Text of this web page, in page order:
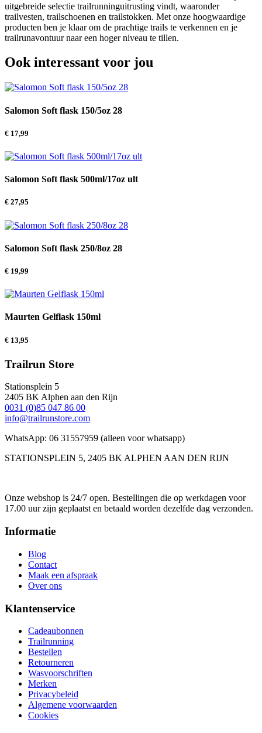
uitgebreide selectie trailrunninguitrusting vindt, waaronder
trailvesten, trailschoenen en trailstokken. Met onze hoogwaardige
producten ben je klaar om de prachtige trails te verkennen en je
trailrunavontuur naar een hoger niveau te tillen.
Ook interessant voor jou
Salomon Soft flask 150/5oz 28
€ 17,99
Salomon Soft flask 500ml/17oz ult
€ 27,95
Salomon Soft flask 250/8oz 28
€ 19,99
Maurten Gelflask 150ml
€ 13,95
Trailrun Store
Stationsplein 5
2405 BK Alphen aan den Rijn
0031 (0)85 047 86 00
info@trailrunstore.com
WhatsApp: 06 31557959 (alleen voor whatsapp)
STATIONSPLEIN 5, 2405 BK ALPHEN AAN DEN RIJN
Onze webshop is 24/7 open. Bestellingen die op werkdagen voor
17.00 uur zijn geplaatst en betaald worden dezelfde dag verzonden.
Informatie
Blog
Contact
Maak een afspraak
Over ons
Klantenservice
Cadeaubonnen
Trailrunning
Bestellen
Retourneren
Wasvoorschriften
Merken
Privacybeleid
Algemene voorwaarden
Cookies